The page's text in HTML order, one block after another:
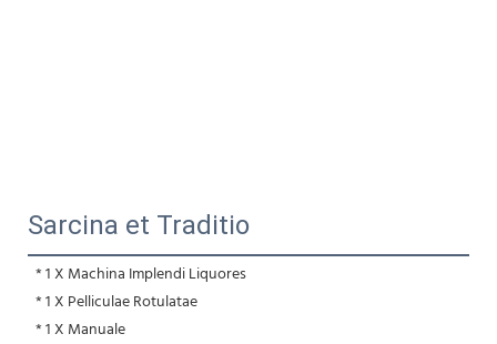
Sarcina et Traditio
* 1 X Machina Implendi Liquores
* 1 X Pelliculae Rotulatae
* 1 X Manuale